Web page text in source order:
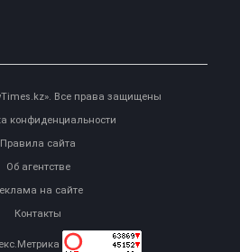
Все права защищены
конфиденциальности
Правила сайта
Об агентстве
на сайте
Контакты